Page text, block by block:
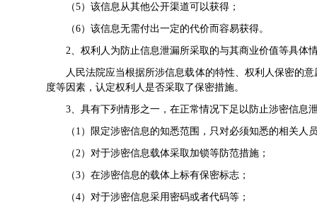
（5）该信息从其他公开渠道可以获得；
（6）该信息无需付出一定的代价而容易获得。
2、权利人为防止信息泄漏所采取的与其商业价值等具体
人民法院应当根据所涉信息载体的特性、权利人保密的
度等因素，认定权利人是否采取了保密措施。
3、具有下列情形之一，在正常情况下足以防止涉密信
（1）限定涉密信息的知悉范围，只对必须知悉的相
（2）对于涉密信息载体采取加锁等防范措施；
（3）在涉密信息的载体上标有保密标志；
（4）对于涉密信息采用密码或者代码等；